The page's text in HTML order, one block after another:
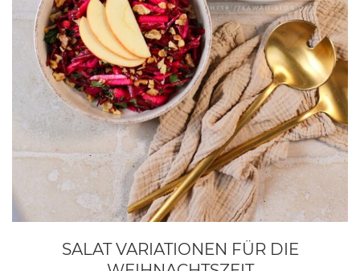
SALAT VARIATIONEN FÜR DIE